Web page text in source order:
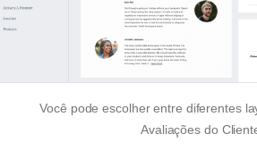
Você pode escolher entre diferentes
Avaliações do